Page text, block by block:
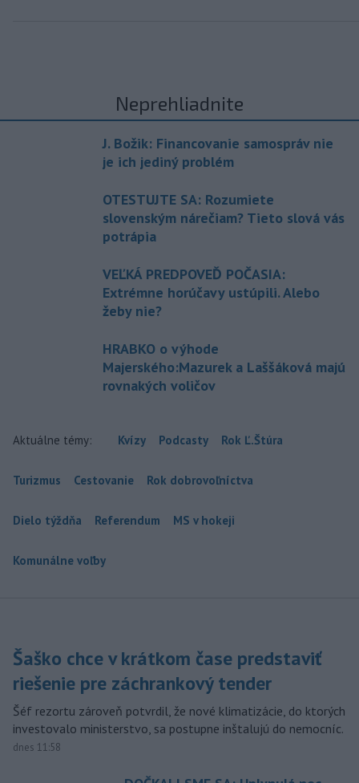
Neprehliadnite
J. Božik: Financovanie samospráv nie
je ich jediný problém
OTESTUJTE SA: Rozumiete
slovenským nárečiam? Tieto slová vás
potrápia
VEĽKÁ PREDPOVEĎ POČASIA:
Extrémne horúčavy ustúpili. Alebo
žeby nie?
HRABKO o výhode
Majerského:Mazurek a Laššáková majú
rovnakých voličov
Aktuálne témy: Kvízy Podcasty Rok Ľ.Štúra
Turizmus Cestovanie Rok dobrovoľníctva
Dielo týždňa Referendum MS v hokeji
Komunálne voľby
Šaško chce v krátkom čase predstaviť
riešenie pre záchrankový tender
Šéf rezortu zároveň potvrdil, že nové klimatizácie, do ktorých
investovalo ministerstvo, sa postupne inštalujú do nemocníc.
dnes 11:58